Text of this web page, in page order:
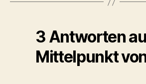
3 Antworten
Mittelpunkt